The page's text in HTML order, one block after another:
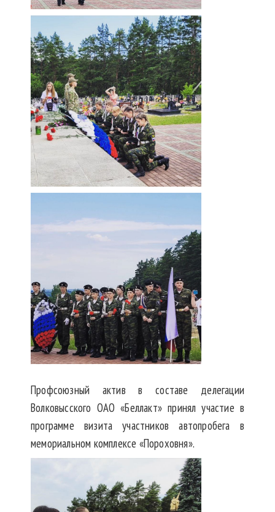
Профсоюзный актив в составе делегации
Волковысского ОАО «Беллакт» принял участие в
программе визита участников автопробега в
мемориальном комплексе «Пороховня».